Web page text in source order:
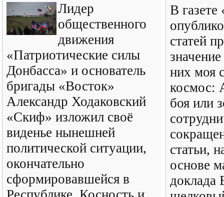
Лидер
общественного
движения
«Патриотические силы
Донбасса» и основатель
бригады «Восток»
Александр Ходаковский
«Скиф» изложил своё
виденье нынешней
политической ситуации,
окончательно
сформировавшейся в
В
статей
них моя
космос:
боя или
статьи,
основе